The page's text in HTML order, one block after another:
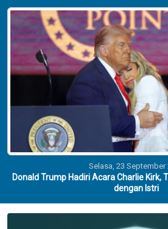
Selasa, 23 September
Donald Trump Hadiri Acara Charlie Kirk,
dengan Istri